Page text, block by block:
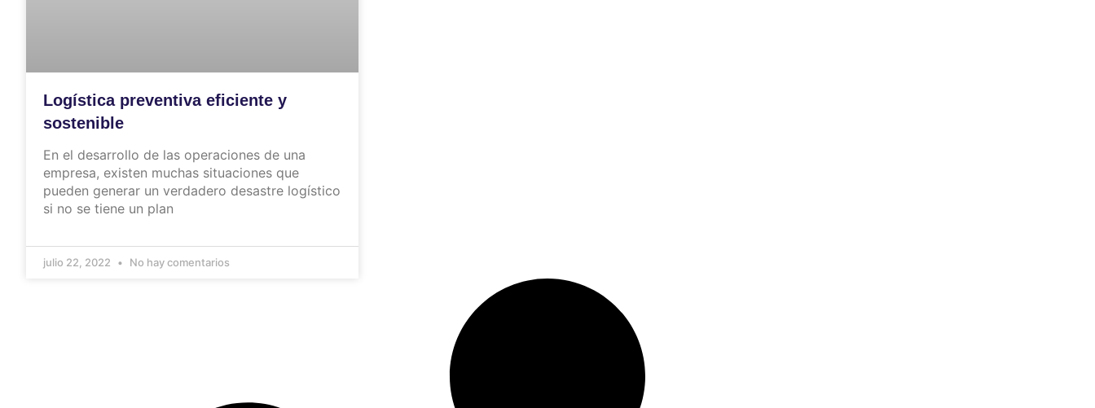
Logística preventiva eficiente y
sostenible
En el desarrollo de las operaciones de una
empresa, existen muchas situaciones que
pueden generar un verdadero desastre logístico
si no se tiene un plan
julio 22, 2022 No hay comentarios